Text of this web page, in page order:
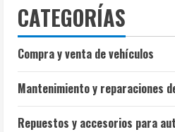
CATEGORÍAS
Compra y venta de vehículos
Mantenimiento y reparaciones
Repuestos y accesorios para